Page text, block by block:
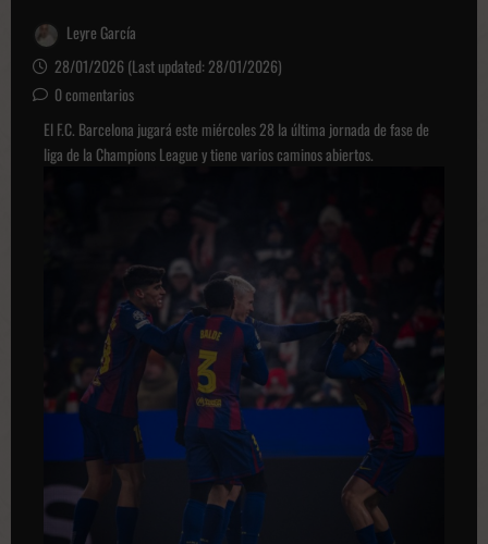
Leyre García
28/01/2026 (Last updated: 28/01/2026)
0 comentarios
El F.C. Barcelona jugará este miércoles 28 la última jornada de fase de
liga de la Champions League y tiene varios caminos abiertos.